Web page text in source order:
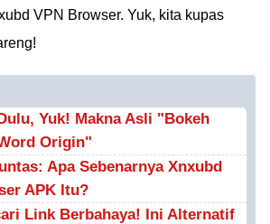
VPN Browser. Yuk, kita kupas
Yuk! Makna Asli "Bokeh
Origin"
Apa Sebenarnya Xnxubd
APK Itu?
Link Berbahaya! Ini Alternatif